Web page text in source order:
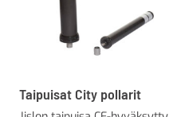
Taipuisat City pollarit